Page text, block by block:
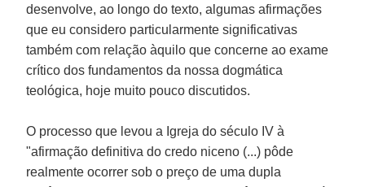
desenvolve, ao longo do texto, algumas afirmações
que eu considero particularmente significativas
também com relação àquilo que concerne ao exame
crítico dos fundamentos da nossa dogmática
teológica, hoje muito pouco discutidos.
O processo que levou a Igreja do século IV à
"afirmação definitiva do credo niceno (...) pôde
realmente ocorrer sob o preço de uma dupla